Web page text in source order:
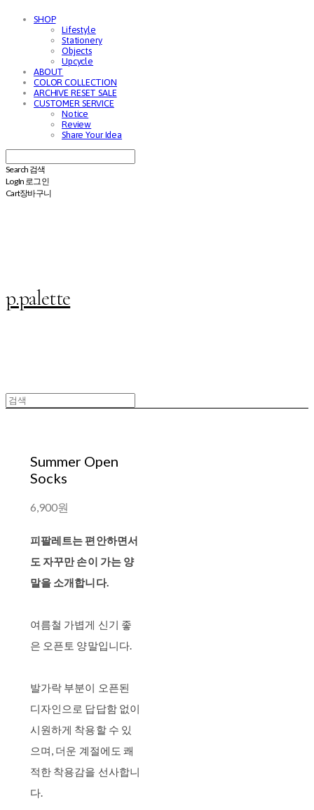
SHOP
Lifestyle
Stationery
Objects
Upcycle
ABOUT
COLOR COLLECTION
ARCHIVE RESET SALE
CUSTOMER SERVICE
Notice
Review
Share Your Idea
Search 검색
Log In 로그인
Cart장바구니
p.palette
Summer Open
Socks
6,900원
피팔레트는 편안하면서
도 자꾸만 손이 가는 양
말을 소개합니다.
여름철 가볍게 신기 좋
은 오픈토 양말입니다.
발가락 부분이 오픈된
디자인으로 답답함 없이
시원하게 착용할 수 있
으며, 더운 계절에도 쾌
적한 착용감을 선사합니
다.